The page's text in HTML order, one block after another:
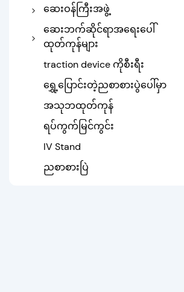
ဆေးရုံ ဥက္ကဌ စောင့်နေသည်
ခွဲစိတ်ခန်းအလင်း
ဆေးရုံ Stainless Steel
တွန်းလှည်း
Abs ဆေးဘက်ဆိုင်ရာ
တွန်းလှည်း
အရေးပေါ် Trolley
ဆေးဝန်ကြီးအဖွဲ့
အိပ်ရာဘေးက ဗီရို
ဆေးသေတ္တာ
ဆေးဘက်ဆိုင်ရာအရေးပေါ်
ထုတ်ကုန်များ
ခေါက်နိုင်သော ဆန့်ဆန့်
လူနာတင်ယာဉ်ဆန့်
ထမ်းစင်ထက်တောင်
Medical Splint
traction device ကိုစီးရီး
ရွှေ့ပြောင်းတဲ့ညစာစားပွဲပေါ်မှာ
အသုဘထုတ်ကုန်
ရပ်ကွက်မြင်ကွင်း
IV Stand
ညစာစားပြဲ